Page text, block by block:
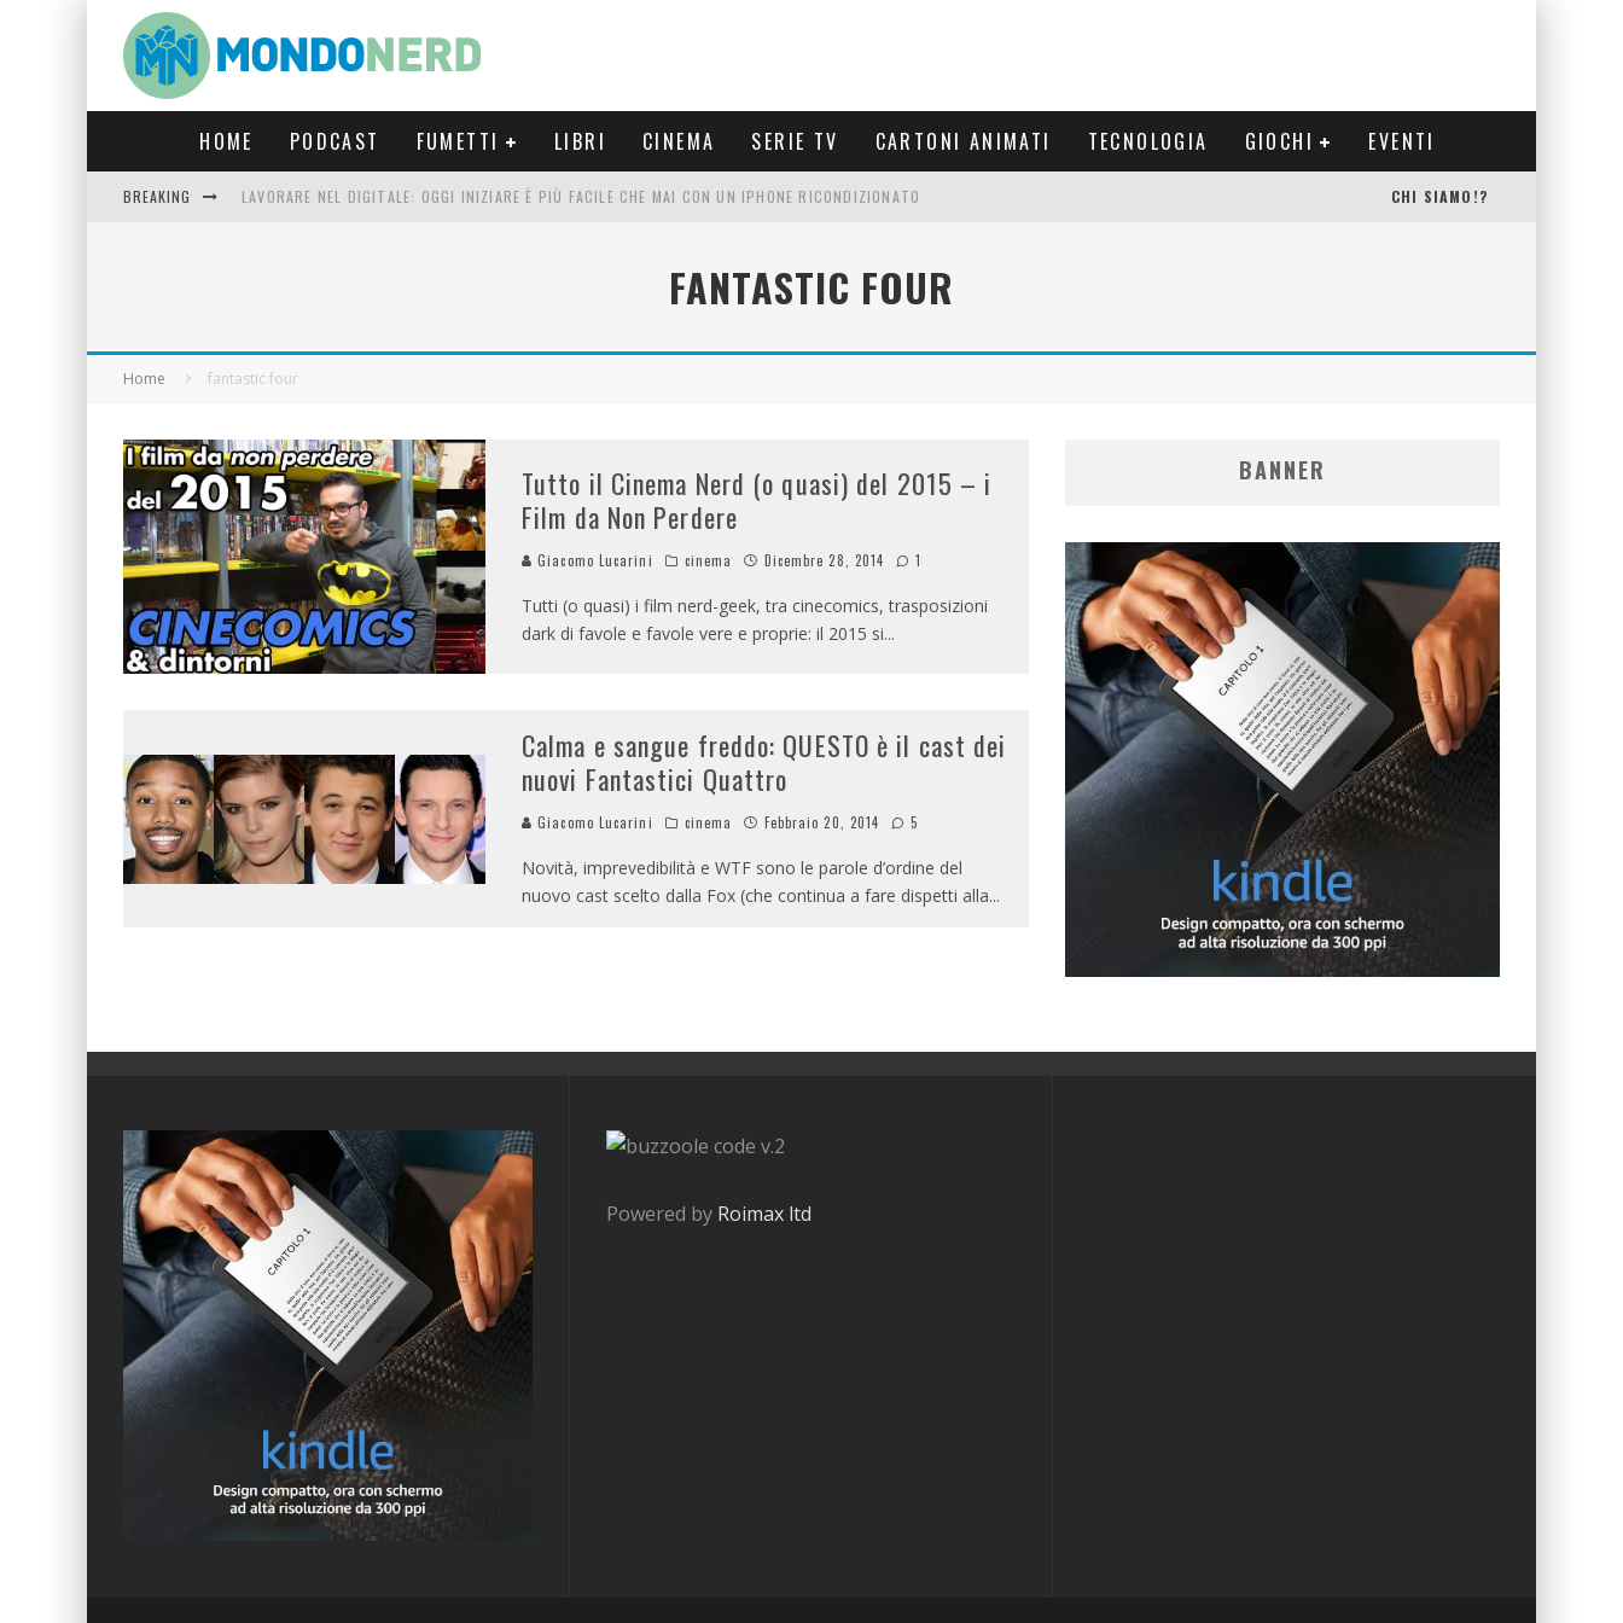
HOME PODCAST FUMETTI LIBRI CINEMA SERIE TV CARTONI ANIMATI TECNOLOGIA GIOCHI EVENTI
BREAKING LAVORARE NEL DIGITALE: OGGI INIZIARE È PIÙ FACILE CHE MAI CON UN IPHONE RICONDIZIONATO CHI SIAMO!?
FANTASTIC FOUR
Home fantastic four
Tutto il Cinema Nerd (o quasi) del 2015 – i
Film da Non Perdere
Giacomo Lucarini cinema Dicembre 28, 2014 1
Tutti (o quasi) i film nerd-geek, tra cinecomics, trasposizioni
dark di favole e favole vere e proprie: il 2015 si...
Calma e sangue freddo: QUESTO è il cast dei
nuovi Fantastici Quattro
Giacomo Lucarini cinema Febbraio 20, 2014 5
Novità, imprevedibilità e WTF sono le parole d’ordine del
nuovo cast scelto dalla Fox (che continua a fare dispetti alla...
BANNER
v.2
Powered by Roimax ltd